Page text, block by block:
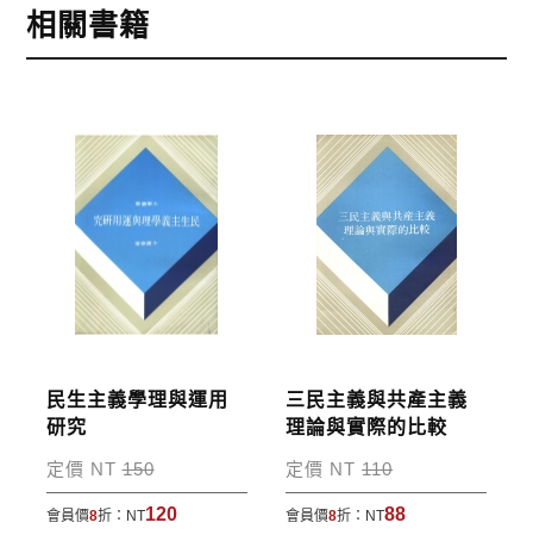
2.銀行轉帳:選擇銀行轉帳時，請填寫您的銀行帳號後
五碼，並於三日內完成匯款，以利核銷作業。
劃撥單，匯款者大名請填寫跟訂購者大名一致，以利
核銷作業。
完成訂購
訂購完成後，可至會員專區查詢「我的訂單」，查詢
訂單處理的狀態。
運費說明:
*國內凡一次訂購本公司書籍900元(含)以上，採國內
包裹運送，一律免運費；899元以下須自付80元運
費。外文書籍將由專人估價
，訂購後48小時內回覆運
相關書籍
民生主義學理與運用
研究
定價 NT150
會員價8折： NT120
三民主義與共產主義
理論與實際的比較
定價 NT110
會員價8折： NT88